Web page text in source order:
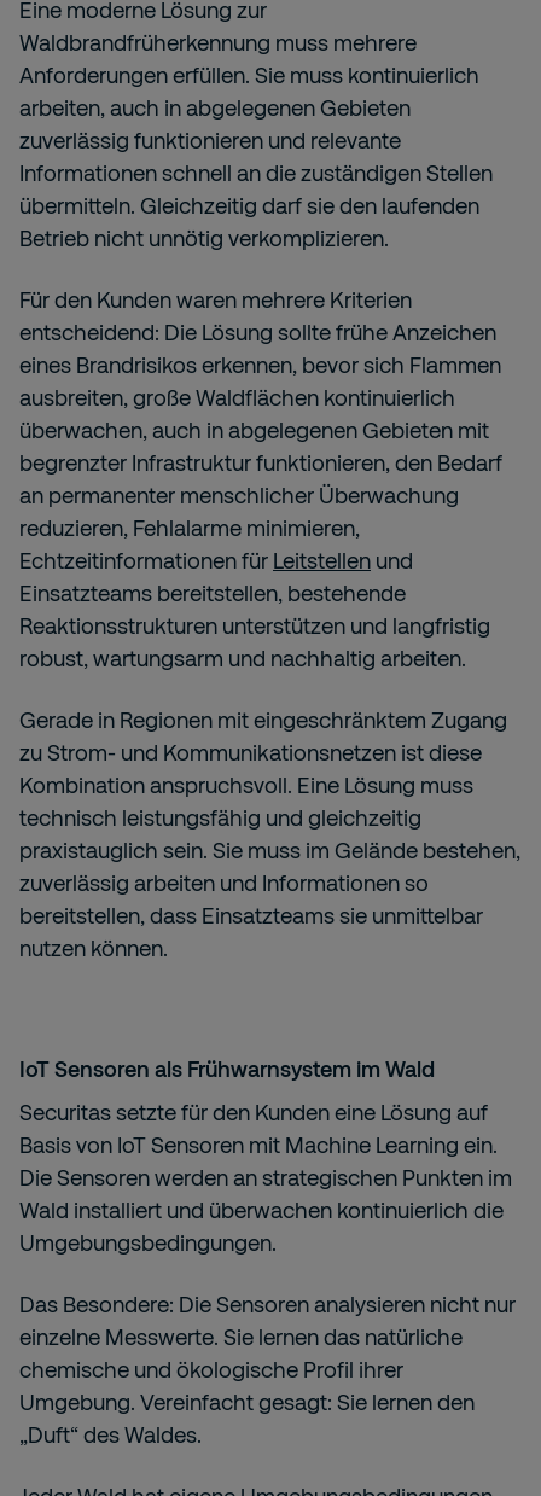
Eine moderne Lösung zur
Waldbrandfrüherkennung muss mehrere
Anforderungen erfüllen. Sie muss kontinuierlich
arbeiten, auch in abgelegenen Gebieten
zuverlässig funktionieren und relevante
Informationen schnell an die zuständigen Stellen
übermitteln. Gleichzeitig darf sie den laufenden
Betrieb nicht unnötig verkomplizieren.
Für den Kunden waren mehrere Kriterien
entscheidend: Die Lösung sollte frühe Anzeichen
eines Brandrisikos erkennen, bevor sich Flammen
ausbreiten, große Waldflächen kontinuierlich
überwachen, auch in abgelegenen Gebieten mit
begrenzter Infrastruktur funktionieren, den Bedarf
an permanenter menschlicher Überwachung
reduzieren, Fehlalarme minimieren,
Echtzeitinformationen für Leitstellen und
Einsatzteams bereitstellen, bestehende
Reaktionsstrukturen unterstützen und langfristig
robust, wartungsarm und nachhaltig arbeiten.
Gerade in Regionen mit eingeschränktem Zugang
zu Strom- und Kommunikationsnetzen ist diese
Kombination anspruchsvoll. Eine Lösung muss
technisch leistungsfähig und gleichzeitig
praxistauglich sein. Sie muss im Gelände bestehen,
zuverlässig arbeiten und Informationen so
bereitstellen, dass Einsatzteams sie unmittelbar
nutzen können.
IoT Sensoren als Frühwarnsystem im Wald
Securitas setzte für den Kunden eine Lösung auf
Basis von IoT Sensoren mit Machine Learning ein.
Die Sensoren werden an strategischen Punkten im
Wald installiert und überwachen kontinuierlich die
Umgebungsbedingungen.
Das Besondere: Die Sensoren analysieren nicht nur
einzelne Messwerte. Sie lernen das natürliche
chemische und ökologische Profil ihrer
Umgebung. Vereinfacht gesagt: Sie lernen den
„Duft“ des Waldes.